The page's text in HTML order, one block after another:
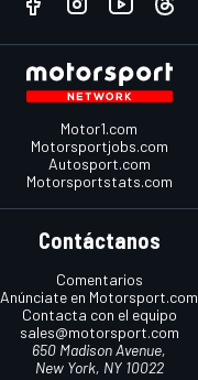
Motor1.com
Motorsportjobs.com
Autosport.com
Motorsportstats.com
Contáctanos
Comentarios
Anúnciate en Motorsport.com
Contacta con el equipo
sales@motorsport.com
650 Madison Avenue,
New York, NY 10022